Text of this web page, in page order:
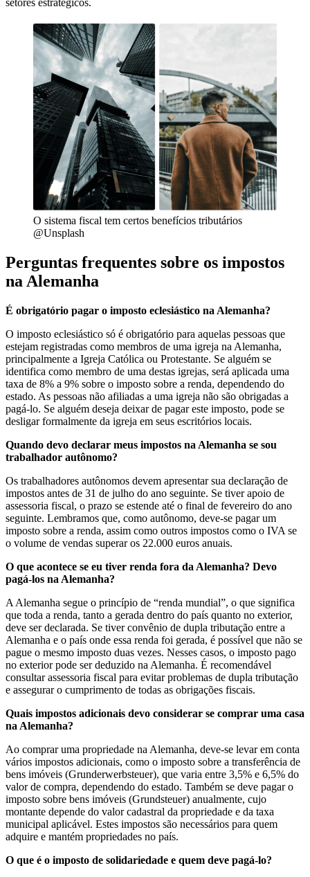
O sistema fiscal tem certos benefícios tributários
@Unsplash
Perguntas frequentes sobre os impostos
na Alemanha
É obrigatório pagar o imposto eclesiástico na Alemanha?
O imposto eclesiástico só é obrigatório para aquelas pessoas que
estejam registradas como membros de uma igreja na Alemanha,
principalmente a Igreja Católica ou Protestante. Se alguém se
identifica como membro de uma destas igrejas, será aplicada uma
taxa de 8% a 9% sobre o imposto sobre a renda, dependendo do
estado. As pessoas não afiliadas a uma igreja não são obrigadas a
pagá-lo. Se alguém deseja deixar de pagar este imposto, pode se
desligar formalmente da igreja em seus escritórios locais.
Quando devo declarar meus impostos na Alemanha se sou
trabalhador autônomo?
Os trabalhadores autônomos devem apresentar sua declaração de
impostos antes de 31 de julho do ano seguinte. Se tiver apoio de
assessoria fiscal, o prazo se estende até o final de fevereiro do ano
seguinte. Lembramos que, como autônomo, deve-se pagar um
imposto sobre a renda, assim como outros impostos como o IVA se
o volume de vendas superar os 22.000 euros anuais.
O que acontece se eu tiver renda fora da Alemanha? Devo
pagá-los na Alemanha?
A Alemanha segue o princípio de “renda mundial”, o que significa
que toda a renda, tanto a gerada dentro do país quanto no exterior,
deve ser declarada. Se tiver convênio de dupla tributação entre a
Alemanha e o país onde essa renda foi gerada, é possível que não se
pague o mesmo imposto duas vezes. Nesses casos, o imposto pago
no exterior pode ser deduzido na Alemanha. É recomendável
consultar assessoria fiscal para evitar problemas de dupla tributação
e assegurar o cumprimento de todas as obrigações fiscais.
Quais impostos adicionais devo considerar se comprar uma casa
na Alemanha?
Ao comprar uma propriedade na Alemanha, deve-se levar em conta
vários impostos adicionais, como o imposto sobre a transferência de
bens imóveis (Grunderwerbsteuer), que varia entre 3,5% e 6,5% do
valor de compra, dependendo do estado. Também se deve pagar o
imposto sobre bens imóveis (Grundsteuer) anualmente, cujo
montante depende do valor cadastral da propriedade e da taxa
municipal aplicável. Estes impostos são necessários para quem
adquire e mantém propriedades no país.
O que é o imposto de solidariedade e quem deve pagá-lo?